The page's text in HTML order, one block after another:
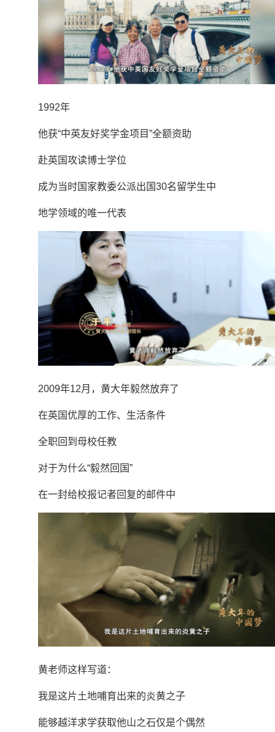
1992年
他获“中英友好奖学金项目”全额资助
赴英国攻读博士学位
成为当时国家教委公派出国30名留学生中
地学领域的唯一代表
2009年12月，黄大年毅然放弃了
在英国优厚的工作、生活条件
全职回到母校任教
对于为什么“毅然回国”
在一封给校报记者回复的邮件中
黄老师这样写道：
我是这片土地哺育出来的炎黄之子
能够越洋求学获取他山之石仅是个偶然